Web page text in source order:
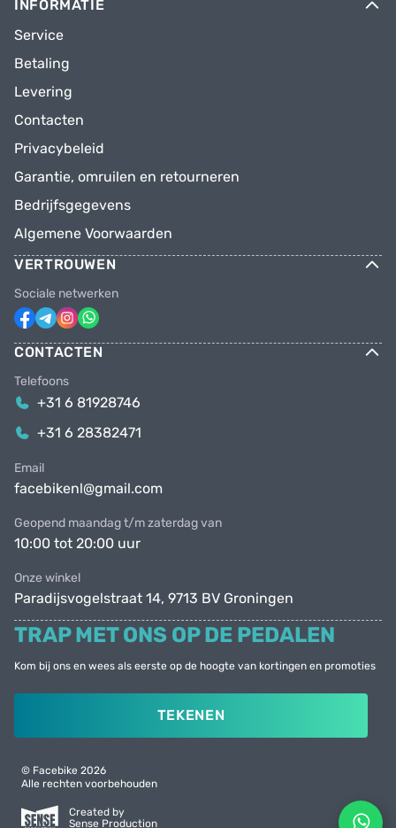
INFORMATIE
Service
Betaling
Levering
Contacten
Privacybeleid
Garantie, omruilen en retourneren
Bedrijfsgegevens
Algemene Voorwaarden
VERTROUWEN
Sociale netwerken
CONTACTEN
Telefoons
+31 6 81928746
+31 6 28382471
Email
facebikenl@gmail.com
Geopend maandag t/m zaterdag van
10:00 tot 20:00 uur
Onze winkel
Paradijsvogelstraat 14, 9713 BV Groningen
TRAP MET ONS OP DE PEDALEN
Kom bij ons en wees als eerste op de hoogte van kortingen en promoties
TEKENEN
© Facebike 2026
Alle rechten voorbehouden
Created by
Sense Production